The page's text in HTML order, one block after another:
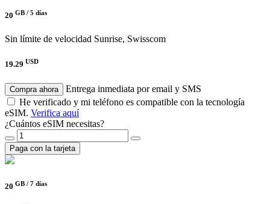
20 GB / 5 días
Sin límite de velocidad Sunrise, Swisscom
19.29 USD
Compra ahora
Entrega inmediata por email y SMS
He verificado y mi teléfono es compatible con la tecnología
eSIM. Verifica aquí
¿Cuántos eSIM necesitas?
Paga con la tarjeta
20 GB / 7 días